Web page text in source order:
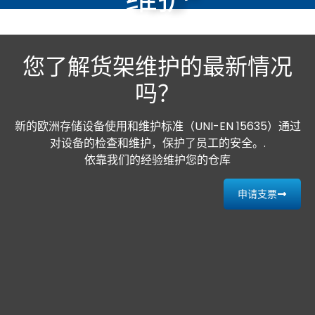
您了解货架维护的最新情况
吗？
新的欧洲存储设备使用和维护标准（UNI-EN 15635）通过
对设备的检查和维护，保护了员工的安全。.
依靠我们的经验维护您的仓库
申请支票